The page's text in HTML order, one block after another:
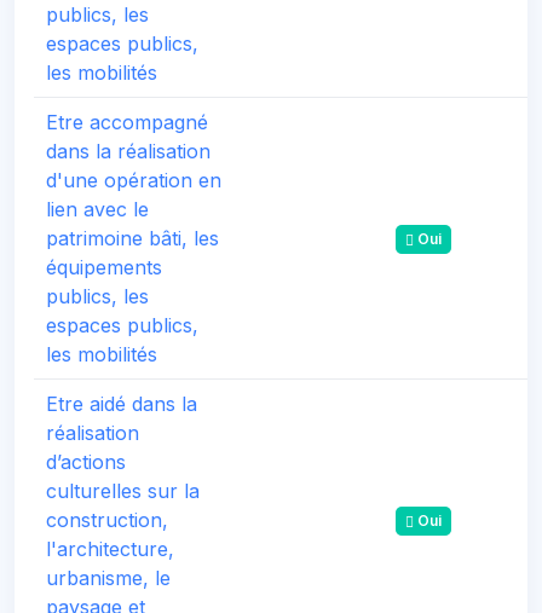
publics, les
espaces publics,
les mobilités
Etre accompagné
dans la réalisation
d'une opération en
lien avec le
patrimoine bâti, les
équipements
publics, les
espaces publics,
les mobilités
Oui
Etre aidé dans la
réalisation
d’actions
culturelles sur la
construction,
l'architecture,
urbanisme, le
paysage et
Oui